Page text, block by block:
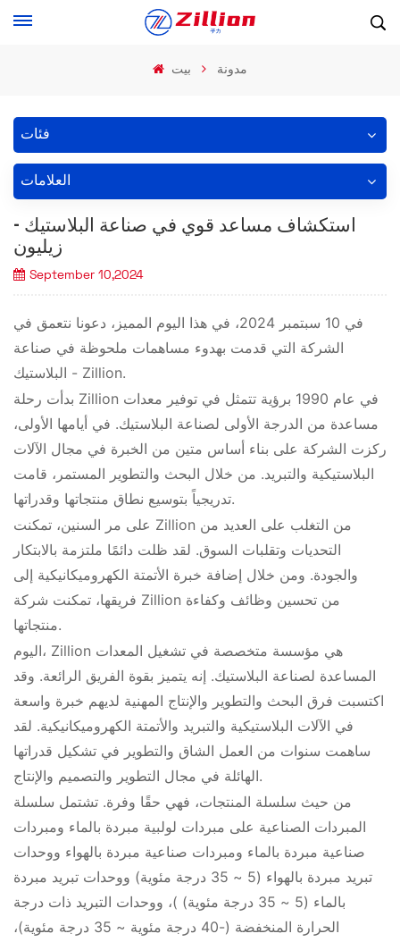
بيت مدونة
فئات
العلامات
استكشاف مساعد قوي في صناعة البلاستيك -
زيليون
September 10,2024
في 10 سبتمبر 2024، في هذا اليوم المميز، دعونا نتعمق في
الشركة التي قدمت بهدوء مساهمات ملحوظة في صناعة
البلاستيك - Zillion.
بدأت رحلة Zillion في عام 1990 برؤية تتمثل في توفير معدات
مساعدة من الدرجة الأولى لصناعة البلاستيك. في أيامها الأولى،
ركزت الشركة على بناء أساس متين من الخبرة في مجال الآلات
البلاستيكية والتبريد. من خلال البحث والتطوير المستمر، قامت
تدريجياً بتوسيع نطاق منتجاتها وقدراتها.
على مر السنين، تمكنت Zillion من التغلب على العديد من
التحديات وتقلبات السوق. لقد ظلت دائمًا ملتزمة بالابتكار
والجودة. ومن خلال إضافة خبرة الأتمتة الكهروميكانيكية إلى
فريقها، تمكنت شركة Zillion من تحسين وظائف وكفاءة
منتجاتها.
اليوم، Zillion هي مؤسسة متخصصة في تشغيل المعدات
المساعدة لصناعة البلاستيك. إنه يتميز بقوة الفريق الرائعة. وقد
اكتسبت فرق البحث والتطوير والإنتاج المهنية لديهم خبرة واسعة
في الآلات البلاستيكية والتبريد والأتمتة الكهروميكانيكية. لقد
ساهمت سنوات من العمل الشاق والتطوير في تشكيل قدراتها
الهائلة في مجال التطوير والتصميم والإنتاج.
من حيث سلسلة المنتجات، فهي حقًا وفرة. تشتمل سلسلة
المبردات الصناعية على مبردات لولبية مبردة بالماء ومبردات
صناعية مبردة بالماء ومبردات صناعية مبردة بالهواء ووحدات
تبريد مبردة بالهواء (5 ~ 35 درجة مئوية) ووحدات تبريد مبردة
بالماء (5 ~ 35 درجة مئوية) )، ووحدات التبريد ذات درجة
الحرارة المنخفضة (-40 درجة مئوية ~ 35 درجة مئوية)،